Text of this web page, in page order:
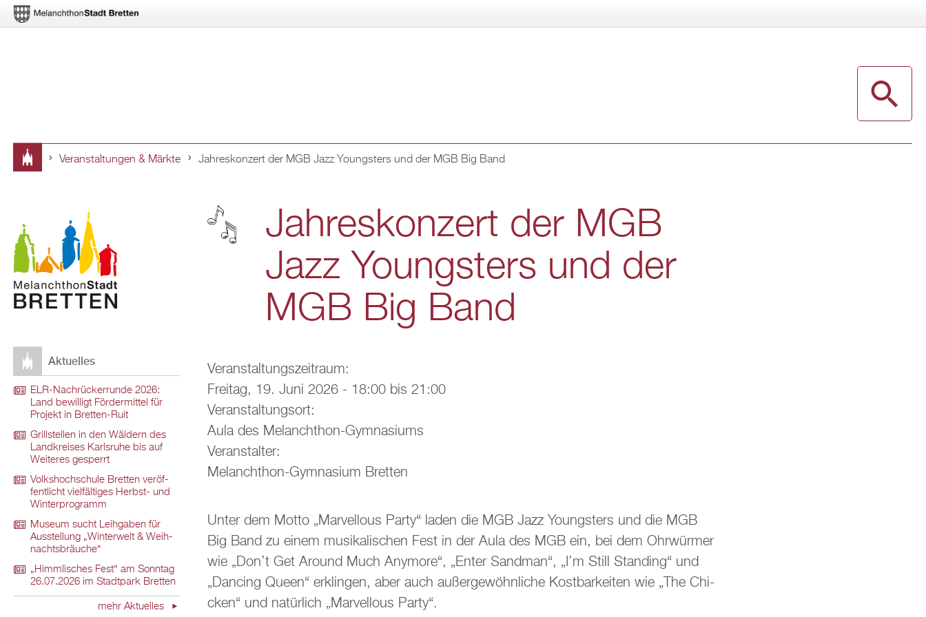
halt
hier
Ver­an­stal­tun­gen & Märk­te Jah­res­kon­zert der MGB Jazz Youngs­ters und der MGB Big Band
Jah­res­kon­zert der MGB
Jazz Youngs­ters und der
MGB Big Band
Ver­an­stal­tungs­zeit­raum:
Frei­tag, 19. Juni 2026 - 18:00bis 21:00
Ver­an­stal­tungs­ort:
Aula des Me­lan­chthon-Gym­na­si­ums
Ver­an­stal­ter:
Me­lan­chthon-Gym­na­si­um Brett­en
Unter dem Motto „Mar­vell­ous Party“ laden die MGB Jazz Youngs­ters und die MGB
Big Band zu einem mu­si­ka­li­schen Fest in der Aula des MGB ein, bei dem Ohr­wür­mer
wie „Don’t Get Around Much Any­mo­re“, „Enter Sand­man“, „I’m Still Stan­ding“ und
„Dan­cing Queen“ er­klin­gen, aber auch au­ßer­ge­wöhn­li­che Kost­bar­kei­ten wie „The Chi­
cken“ und na­tür­lich „Mar­vell­ous Party“.
Ak­tu­el­les
ELR-Nach­rü­ck­er­run­de 2026:
Land be­wil­ligt För­der­mit­tel für
Pro­jekt in Brett­en-Ruit
Grill­stel­len in den Wäl­dern des
Land­krei­ses Karls­ru­he bis auf
Wei­te­res ge­sperrt
Volks­hoch­schu­le Brett­en ver­öf­
fent­licht viel­fäl­ti­ges Herbst- und
Win­ter­pro­gramm
Mu­se­um sucht Leih­ga­ben für
Aus­stel­lung „Win­ter­welt & Weih­
nachts­bräu­che“
„Himm­li­sches Fest“ am Sonn­tag
26.07.2026 im Stadt­park Brett­en
mehr Ak­tu­el­les